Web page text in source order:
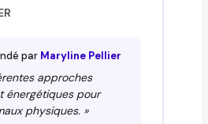
par Maryline Pellier
approches
énergétiques pour
physiques. »